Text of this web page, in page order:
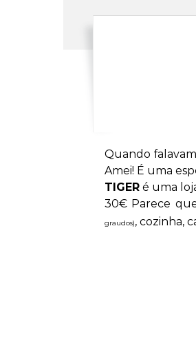
Quando
Amei! É uma
TIGER é uma
30€ Parece
graudos), cozinha,